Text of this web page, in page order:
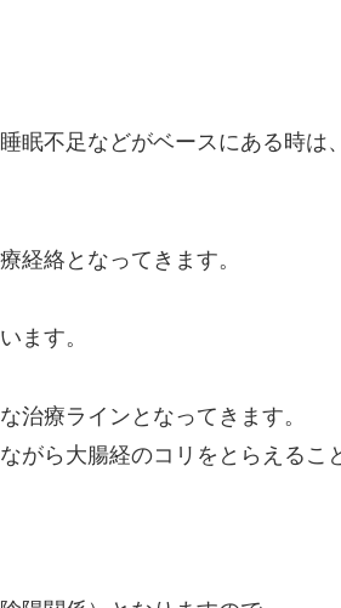
眠不足などがベースにある時は、
経絡となってきます。
ます。
治療ラインとなってきます。
がら大腸経のコリをとらえるこ